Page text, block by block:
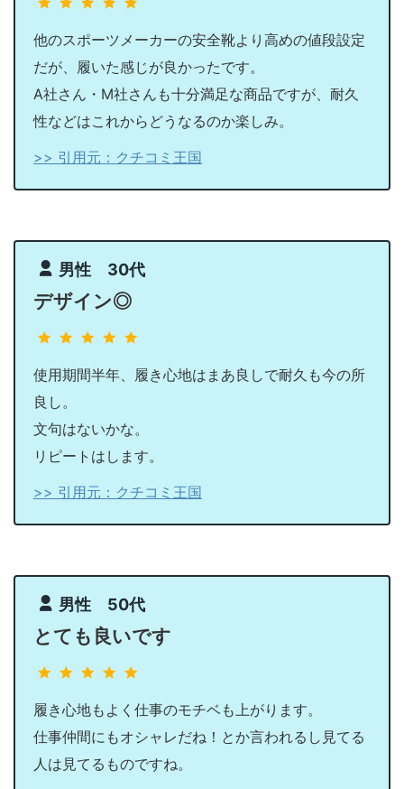
他のスポーツメーカーの安全靴より高めの値段設定
だが、履いた感じが良かったです。
A社さん・M社さんも十分満足な商品ですが、耐久
性などはこれからどうなるのか楽しみ。
>> 引用元：クチコミ王国
男性 30代
デザイン◎
使用期間半年、履き心地はまあ良しで耐久も今の所
良し。
文句はないかな。
リピートはします。
>> 引用元：クチコミ王国
男性 50代
とても良いです
履き心地もよく仕事のモチベも上がります。
仕事仲間にもオシャレだね！とか言われるし見てる
人は見てるものですね。